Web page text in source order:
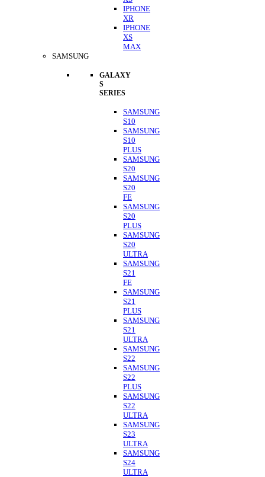
IPHONE
XR
IPHONE
XS
MAX
SAMSUNG
GALAXY
S
SERIES
SAMSUNG
S10
SAMSUNG
S10
PLUS
SAMSUNG
S20
SAMSUNG
S20
FE
SAMSUNG
S20
PLUS
SAMSUNG
S20
ULTRA
SAMSUNG
S21
FE
SAMSUNG
S21
PLUS
SAMSUNG
S21
ULTRA
SAMSUNG
S22
SAMSUNG
S22
PLUS
SAMSUNG
S22
ULTRA
SAMSUNG
S23
ULTRA
SAMSUNG
S24
ULTRA